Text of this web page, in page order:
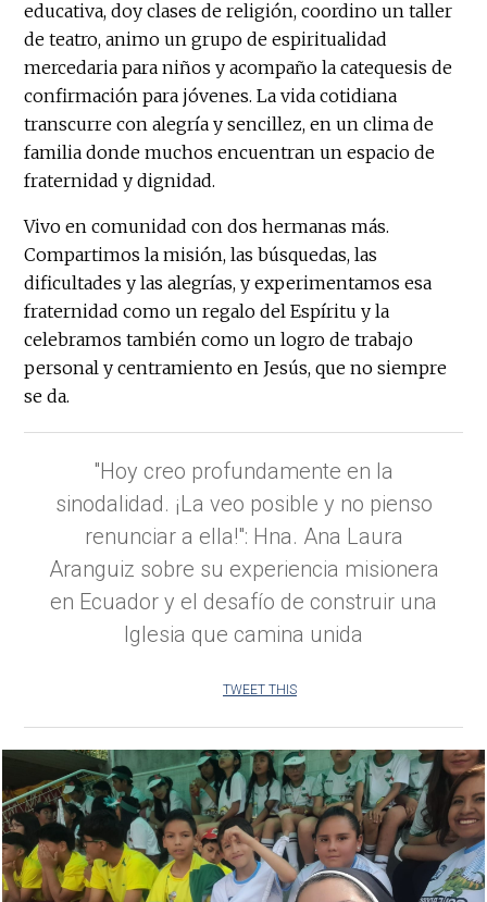
educativa, doy clases de religión, coordino un taller
de teatro, animo un grupo de espiritualidad
mercedaria para niños y acompaño la catequesis de
confirmación para jóvenes. La vida cotidiana
transcurre con alegría y sencillez, en un clima de
familia donde muchos encuentran un espacio de
fraternidad y dignidad.
Vivo en comunidad con dos hermanas más.
Compartimos la misión, las búsquedas, las
dificultades y las alegrías, y experimentamos esa
fraternidad como un regalo del Espíritu y la
celebramos también como un logro de trabajo
personal y centramiento en Jesús, que no siempre
se da.
"Hoy creo profundamente en la
sinodalidad. ¡La veo posible y no pienso
renunciar a ella!": Hna. Ana Laura
Aranguiz sobre su experiencia misionera
en Ecuador y el desafío de construir una
Iglesia que camina unida
TWEET THIS